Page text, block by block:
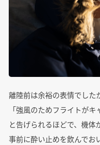
離陸前は余裕の表情でした
「強風のためフライトが
と告げられるほどで、機
事前に酔い止めを飲んでお